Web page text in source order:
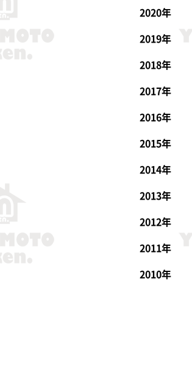
2020年
2019年
2018年
2017年
2016年
2015年
2014年
2013年
2012年
2011年
2010年